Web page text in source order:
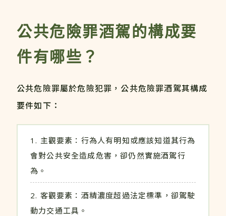
公共危險罪酒駕的構成要
件有哪些？
公共危險罪屬於危險犯罪，公共危險罪酒駕其構成
要件如下：
主觀要素：行為人有明知或應該知道其行為
會對公共安全造成危害，卻仍然實施酒駕行
為。
客觀要素：酒精濃度超過法定標準，卻駕駛
動力交通工具。